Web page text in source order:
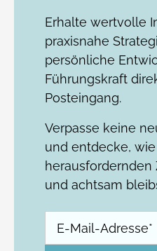
Erhalte wertvolle
praxisnahe
persönliche
Führungskraft
Posteingang.
Verpasse keine
und entdecke,
und achtsam